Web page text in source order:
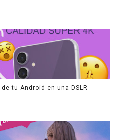
tu Android en una DSLR